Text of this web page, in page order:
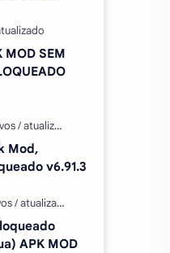
SEM
Mod,
v6.91.3
APK MOD